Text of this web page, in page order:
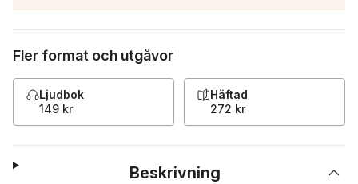
Fler format och utgåvor
Ljudbok
149 kr
Häftad
272 kr
Beskrivning